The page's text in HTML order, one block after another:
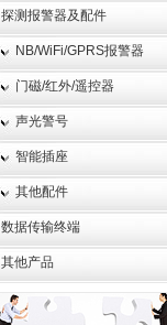
探测报警器及配件
NB/WiFi/GPRS报警器
门磁/红外/遥控器
声光警号
智能插座
其他配件
数据传输终端
其他产品